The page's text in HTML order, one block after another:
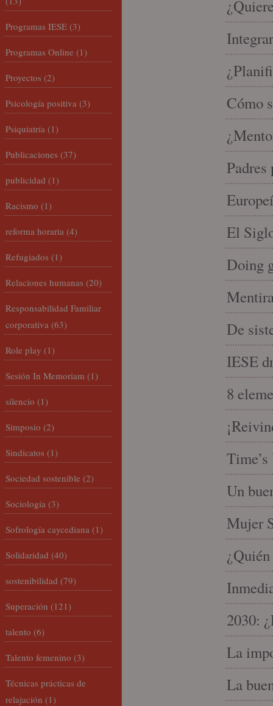
Cómo
Padres
El
Doing
De
IESE
8
Un
Mujer
2030:
La
La
Programas IESE (3)
Programas Online (1)
Proyectos (2)
Psicología positiva (3)
Psiquiatría (1)
Publicaciones (37)
publicidad (1)
Racismo (1)
reforma horaria (4)
Refugiados (1)
Relaciones humanas (20)
Responsabilidad Familiar
corporativa (63)
Role play (1)
Sesión In Memoriam (1)
silencio (1)
Simposio (2)
Sindicatos (1)
Sociedad sostenible (2)
Sociología (3)
Sofrología caycediana (1)
Solidaridad (40)
sostenibilidad (79)
Superación (121)
talento (6)
Talento femenino (3)
Técnicas prácticas de
relajación (1)